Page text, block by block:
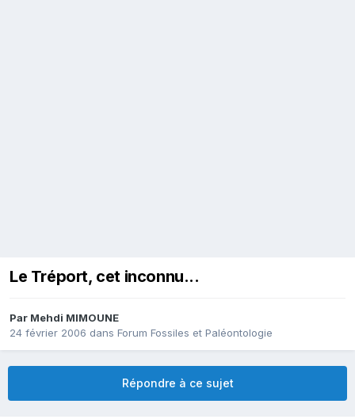
Le Tréport, cet inconnu...
Par Mehdi MIMOUNE
24 février 2006 dans Forum Fossiles et Paléontologie
Répondre à ce sujet